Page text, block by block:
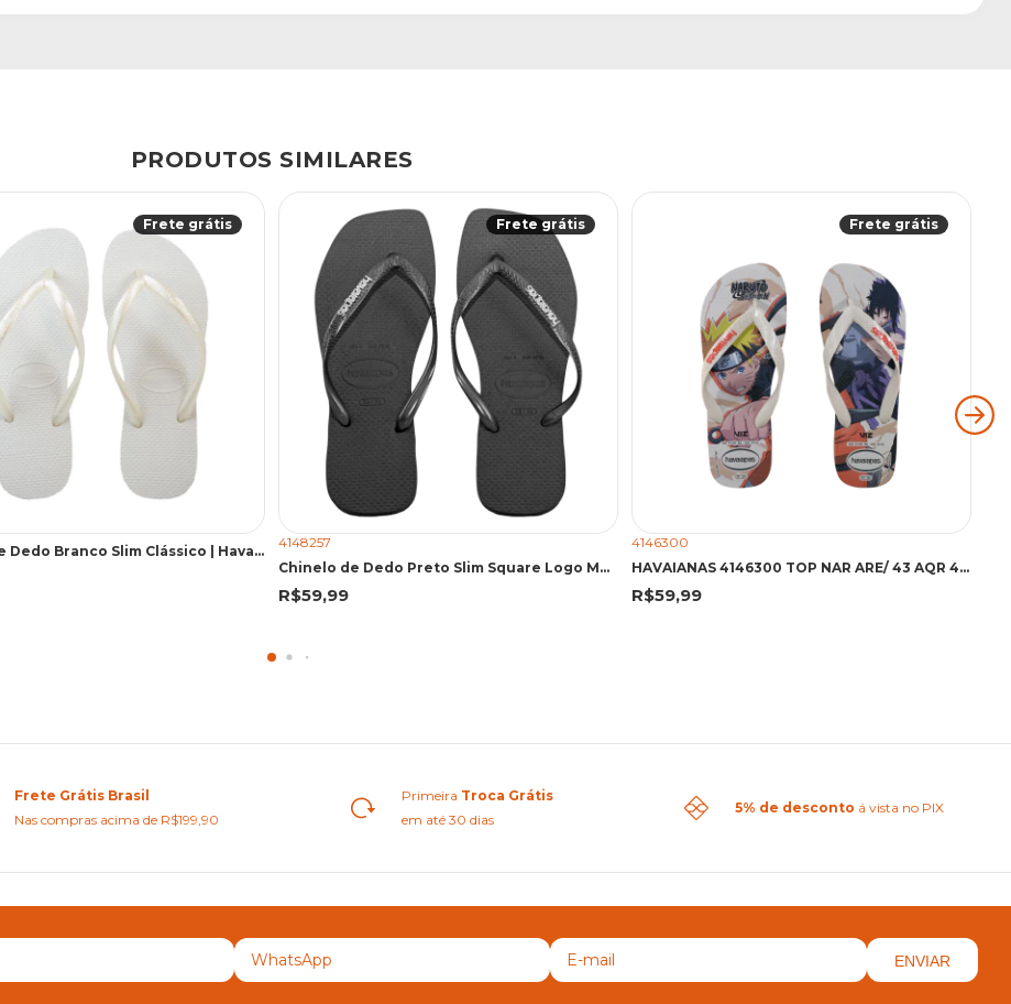
PRODUTOS SIMILARES
Frete grátis
Chinelo de Dedo Branco Slim Clássico | Havaianas
Frete grátis
4148257
Chinelo de Dedo Preto Slim Square Logo Metallic | Havaianas
R$59,99
Frete grátis
4146300
HAVAIANAS 4146300 TOP NAR ARE/ 43 AQR 4146300 AREIA/AREIA
R$59,99
Frete Grátis Brasil
Nas compras acima de R$199,90
Primeira Troca Grátis
em até 30 dias
5% de desconto á vista no PIX
ENVIAR